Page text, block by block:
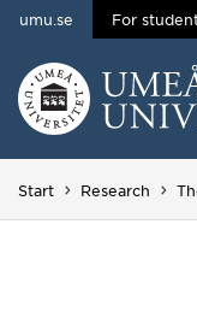
Skip to content
umu.se For
Start Research